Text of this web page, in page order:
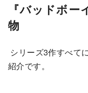
『バッドボ
物
シリーズ3作すべて
紹介です。